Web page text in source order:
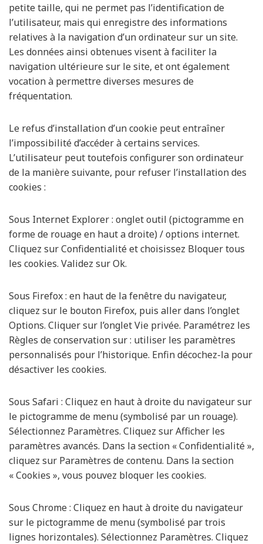
petite taille, qui ne permet pas l’identification de
l’utilisateur, mais qui enregistre des informations
relatives à la navigation d’un ordinateur sur un site.
Les données ainsi obtenues visent à faciliter la
navigation ultérieure sur le site, et ont également
vocation à permettre diverses mesures de
fréquentation.
Le refus d’installation d’un cookie peut entraîner
l’impossibilité d’accéder à certains services.
L’utilisateur peut toutefois configurer son ordinateur
de la manière suivante, pour refuser l’installation des
cookies :
Sous Internet Explorer : onglet outil (pictogramme en
forme de rouage en haut a droite) / options internet.
Cliquez sur Confidentialité et choisissez Bloquer tous
les cookies. Validez sur Ok.
Sous Firefox : en haut de la fenêtre du navigateur,
cliquez sur le bouton Firefox, puis aller dans l’onglet
Options. Cliquer sur l’onglet Vie privée. Paramétrez les
Règles de conservation sur : utiliser les paramètres
personnalisés pour l’historique. Enfin décochez-la pour
désactiver les cookies.
Sous Safari : Cliquez en haut à droite du navigateur sur
le pictogramme de menu (symbolisé par un rouage).
Sélectionnez Paramètres. Cliquez sur Afficher les
paramètres avancés. Dans la section « Confidentialité »,
cliquez sur Paramètres de contenu. Dans la section
« Cookies », vous pouvez bloquer les cookies.
Sous Chrome : Cliquez en haut à droite du navigateur
sur le pictogramme de menu (symbolisé par trois
lignes horizontales). Sélectionnez Paramètres. Cliquez